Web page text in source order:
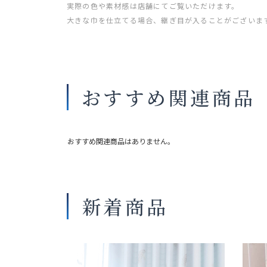
実際の色や素材感は店舗にてご覧いただけます。
大きな巾を仕立てる場合、継ぎ目が入ることがございま
おすすめ関連商品
おすすめ関連商品はありません。
新着商品